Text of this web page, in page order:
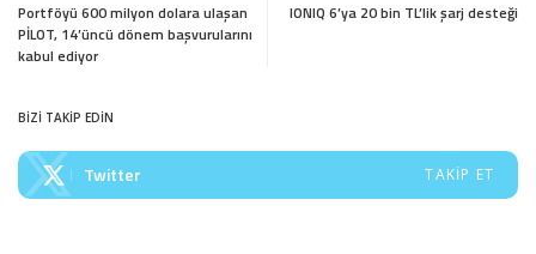
Portföyü 600 milyon dolara ulaşan
PİLOT, 14’üncü dönem başvurularını
kabul ediyor
IONIQ 6’ya 20 bin TL’lik şarj desteği
BİZİ TAKİP EDİN
Twitter TAKIP ET